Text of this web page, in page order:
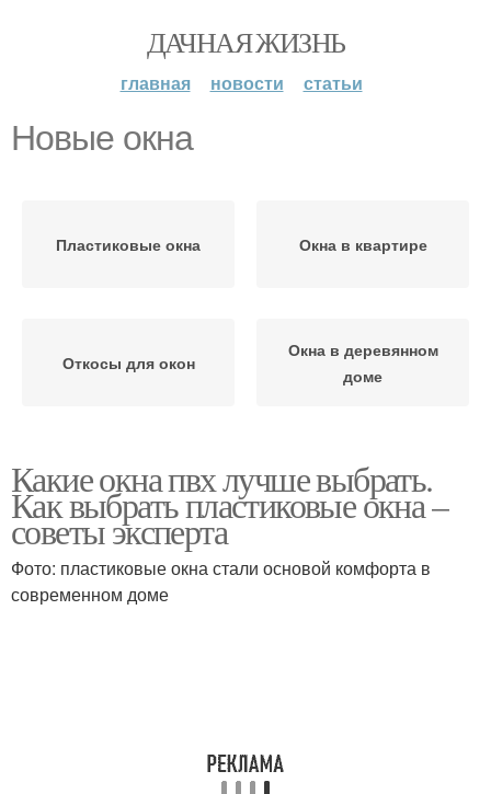
ДАЧНАЯ ЖИЗНЬ
главная новости статьи
Новые окна
Пластиковые окна Окна в квартире
Откосы для окон
Окна в деревянном
доме
Какие окна пвх лучше выбрать.
Как выбрать пластиковые окна –
советы эксперта
Фото: пластиковые окна стали основой комфорта в
современном доме